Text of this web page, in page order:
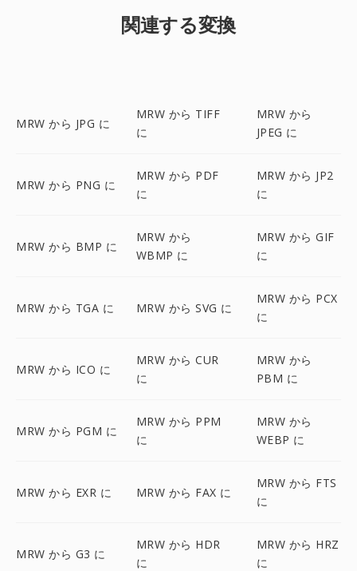
関連する変換
MRW から JPG に
MRW から TIFF
に
MRW から
JPEG に
MRW から PNG に
MRW から PDF
に
MRW から JP2
に
MRW から BMP に
MRW から
WBMP に
MRW から GIF
に
MRW から TGA に MRW から SVG に
MRW から PCX
に
MRW から ICO に
MRW から CUR
に
MRW から
PBM に
MRW から PGM に
MRW から PPM
に
MRW から
WEBP に
MRW から EXR に MRW から FAX に
MRW から FTS
に
MRW から G3 に
MRW から HDR
に
MRW から HRZ
に